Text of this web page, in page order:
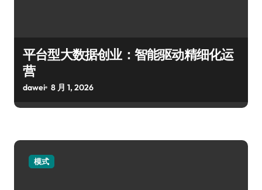
平台型大数据创业：智能驱动精细化运
营
dawei 8 月 1, 2026
模式